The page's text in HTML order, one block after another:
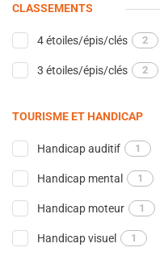
CLASSEMENTS
4 étoiles/épis/clés 2
3 étoiles/épis/clés 2
TOURISME ET HANDICAP
Handicap auditif 1
Handicap mental 1
Handicap moteur 1
Handicap visuel 1